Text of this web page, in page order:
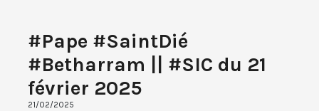
#Pape #SaintDié
#Betharram || #SIC du 21
février 2025
21/02/2025